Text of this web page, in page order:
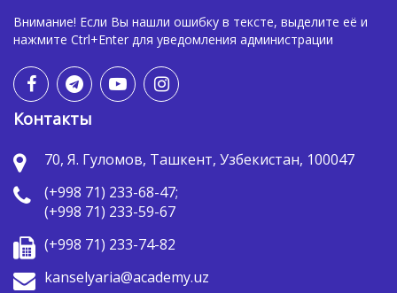
Внимание! Если Вы нашли ошибку в тексте, выделите её и
нажмите Ctrl+Enter для уведомления администрации
Контакты
70, Я. Гуломов, Ташкент, Узбекистан, 100047
(+998 71) 233-68-47;
(+998 71) 233-59-67
(+998 71) 233-74-82
kanselyaria@academy.uz